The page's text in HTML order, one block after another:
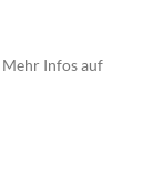
Mehr Infos auf